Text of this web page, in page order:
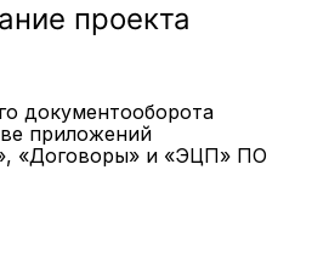
проекта
документооборота
приложений
«Договоры» и «ЭЦП» ПО